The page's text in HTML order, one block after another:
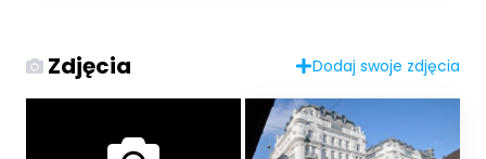
Zdjęcia Dodaj swoje zdjęcia